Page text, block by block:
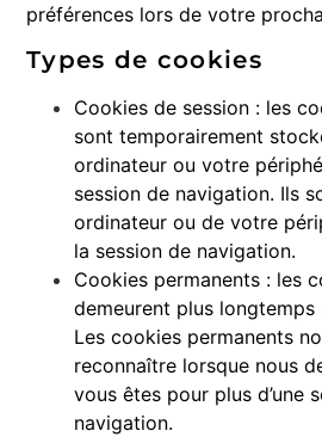
préférences lors de votre
Types de cookies
Cookies de session : les
sont temporairement
ordinateur ou votre
session de navigation. Ils
ordinateur ou de votre
la session de navigation.
Cookies permanents : les
demeurent plus
Les cookies permanents
reconnaître lorsque nous
vous êtes pour plus d’une
navigation.